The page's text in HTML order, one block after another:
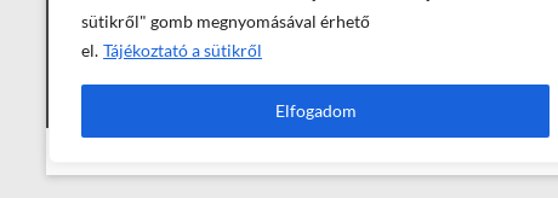
sütikről" gomb megnyomásával érhető
el. Tájékoztató a sütikről
Elfogadom